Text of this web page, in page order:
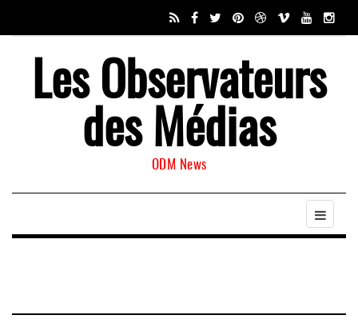
Les Observateurs
des Médias
ODM News